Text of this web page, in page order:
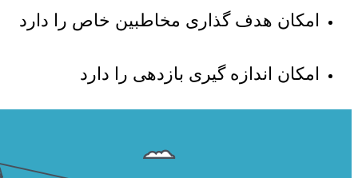
امکان هدف گذاری مخاطبین خاص را دارد
امکان اندازه گیری بازدهی را دارد